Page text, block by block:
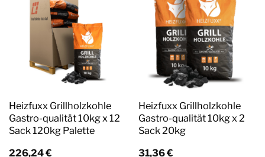
Heizfuxx Grillholzkohle
Gastro-qualität 10kg x 12
Sack 120kg Palette
226,24€
Heizfuxx Grillholzkohle
Gastro-qualität 10kg x 2
Sack 20kg
31,36€